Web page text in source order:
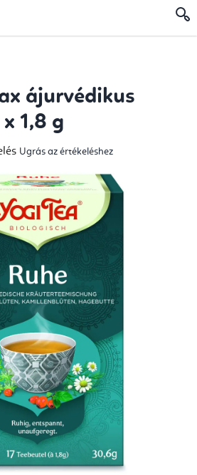
ájurvédikus
1,8 g
Ugrás az értékeléshez